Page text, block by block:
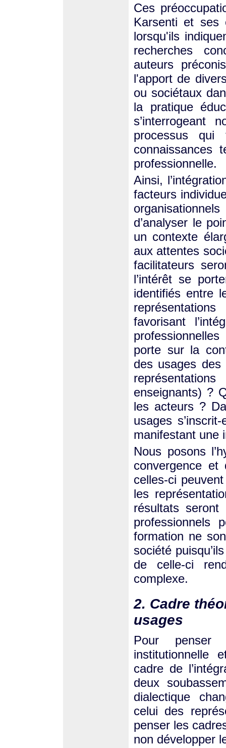
Ces
Karsenti et ses
lorsqu'ils
recherches
auteurs
l'apport de
ou sociétaux
la pratique
s’interrogeant
processus
connaissances
professionnelle.
Ainsi,
facteurs
d’analyser le
un contexte
aux attentes
facilitateurs
l’intérêt se
identifiés entre
favorisant
porte sur la
des usages
enseignants) ?
les acteurs ?
usages
manifestant une
Nous posons
convergence
celles-ci
les
résultats seront
professionnels
formation ne
société
de celle-ci
complexe.
2. Cadre
usages
Pour penser
institutionnelle
cadre de
deux
dialectique
celui des
penser les
non développer